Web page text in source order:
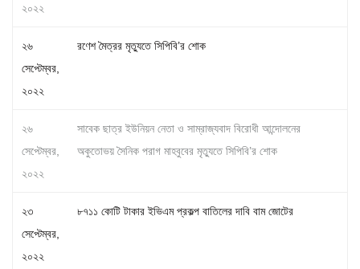
২০২২
২৬
সেপ্টেম্বর,
২০২২
রণেশ মৈত্রর মৃত্যুতে সিপিবি’র শোক
২৬
সেপ্টেম্বর,
২০২২
সাবেক ছাত্র ইউনিয়ন নেতা ও সাম্রাজ্যবাদ বিরোধী আন্দোলনের
অকুতোভয় সৈনিক পরাগ মাহবুবের মৃত্যুতে সিপিবি’র শোক
২৩
সেপ্টেম্বর,
২০২২
৮৭১১ কোটি টাকার ইভিএম প্রকল্প বাতিলের দাবি বাম জোটের